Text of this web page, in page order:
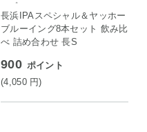
ップ
長浜IPAスペシャル＆ヤッホー
ブルーイング8本セット 飲み比
べ 詰め合わせ 長S
900 ポイント
(4,050 円)